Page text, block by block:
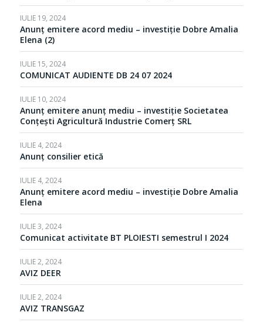
IULIE 19, 2024
Anunț emitere acord mediu – investiție Dobre Amalia
Elena (2)
IULIE 15, 2024
COMUNICAT AUDIENTE DB 24 07 2024
IULIE 10, 2024
Anunț emitere anunț mediu – investiție Societatea
Conțești Agricultură Industrie Comerț SRL
IULIE 4, 2024
Anunț consilier etică
IULIE 4, 2024
Anunț emitere acord mediu – investiție Dobre Amalia
Elena
IULIE 3, 2024
Comunicat activitate BT PLOIESTI semestrul I 2024
IULIE 2, 2024
AVIZ DEER
IULIE 2, 2024
AVIZ TRANSGAZ